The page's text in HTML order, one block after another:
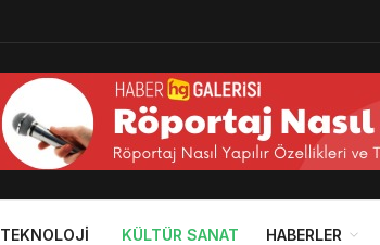
TEKNOLOJI KÜLTÜR SANAT HABERLER